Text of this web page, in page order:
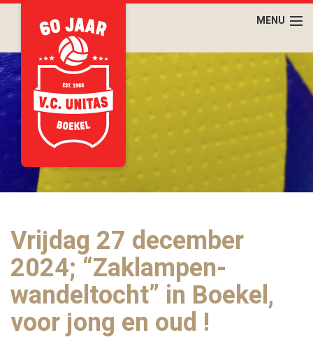
Vrijdag 27 december
2024; “Zaklampen-
wandeltocht” in Boekel,
voor jong en oud !